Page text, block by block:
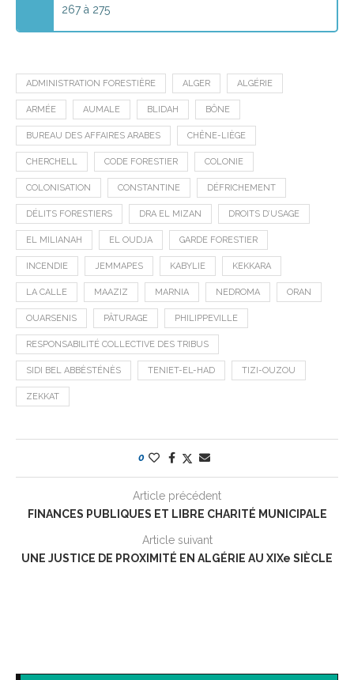
267 à 275
ADMINISTRATION FORESTIÈRE ALGER ALGÉRIE
ARMÉE AUMALE BLIDAH BÔNE
BUREAU DES AFFAIRES ARABES CHÊNE-LIÈGE
CHERCHELL CODE FORESTIER COLONIE
COLONISATION CONSTANTINE DÉFRICHEMENT
DÉLITS FORESTIERS DRA EL MIZAN DROITS D’USAGE
EL MILIANAH EL OUDJA GARDE FORESTIER
INCENDIE JEMMAPES KABYLIE KEKKARA
LA CALLE MAAZIZ MARNIA NEDROMA ORAN
OUARSENIS PÂTURAGE PHILIPPEVILLE
RESPONSABILITÉ COLLECTIVE DES TRIBUS
SIDI BEL ABBÈSTÉNÈS TENIET-EL-HAD TIZI-OUZOU
ZEKKAT
0
Article précédent
FINANCES PUBLIQUES ET LIBRE CHARITÉ MUNICIPALE
Article suivant
UNE JUSTICE DE PROXIMITÉ EN ALGÉRIE AU XIXe SIÈCLE